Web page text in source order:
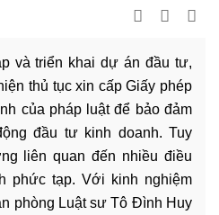
và triển khai dự án đầu tư,
thủ tục xin cấp Giấy phép
của pháp luật để bảo đảm
đầu tư kinh doanh. Tuy
liên quan đến nhiều điều
phức tạp. Với kinh nghiệm
phòng Luật sư Tô Đình Huy